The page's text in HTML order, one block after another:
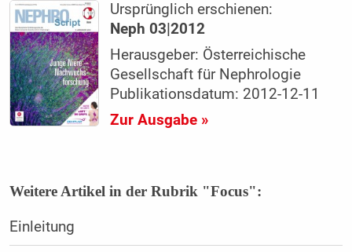
Ursprünglich erschienen:
Neph 03|2012
Herausgeber: Österreichische
Gesellschaft für Nephrologie
Publikationsdatum: 2012-12-11
Zur Ausgabe »
Weitere Artikel in der Rubrik "Focus":
Einleitung